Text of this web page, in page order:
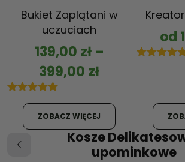
Bukiet Zaplątani w
uczuciach
139,00 zł–
399,00 zł
out of 5
ZOBACZ WIĘCEJ
od
Kosze
upominkowe